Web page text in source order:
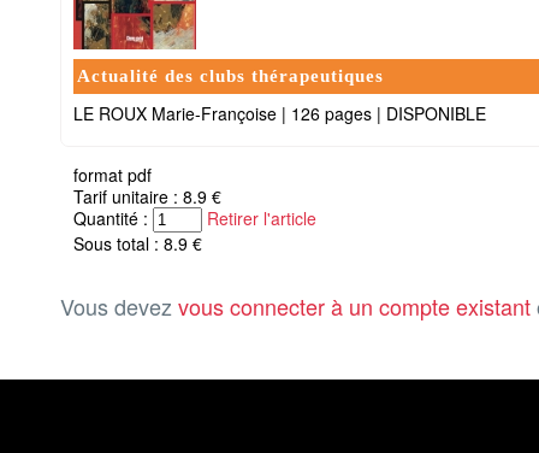
Actualité des clubs thérapeutiques
LE ROUX Marie-Françoise | 126 pages | DISPONIBLE
format pdf
Tarif unitaire : 8.9 €
Quantité :
Retirer l'article
Sous total : 8.9 €
Vous devez vous connecter à un compte existant